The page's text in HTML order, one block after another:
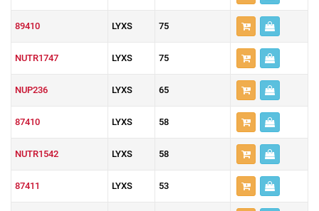
89410 LYXS 75
NUTR1747 LYXS 75
NUP236 LYXS 65
87410 LYXS 58
NUTR1542 LYXS 58
87411 LYXS 53